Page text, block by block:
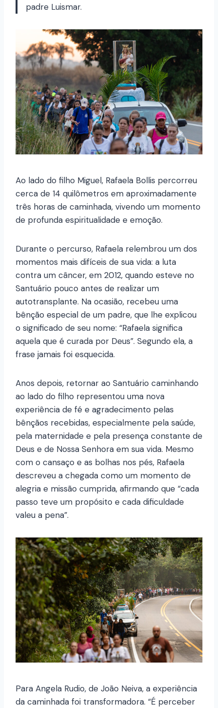
padre Luismar.
Ao lado do filho Miguel, Rafaela Bollis percorreu
cerca de 14 quilômetros em aproximadamente
três horas de caminhada, vivendo um momento
de profunda espiritualidade e emoção.
Durante o percurso, Rafaela relembrou um dos
momentos mais difíceis de sua vida: a luta
contra um câncer, em 2012, quando esteve no
Santuário pouco antes de realizar um
autotransplante. Na ocasião, recebeu uma
bênção especial de um padre, que lhe explicou
o significado de seu nome: “Rafaela significa
aquela que é curada por Deus”. Segundo ela, a
frase jamais foi esquecida.
Anos depois, retornar ao Santuário caminhando
ao lado do filho representou uma nova
experiência de fé e agradecimento pelas
bênçãos recebidas, especialmente pela saúde,
pela maternidade e pela presença constante de
Deus e de Nossa Senhora em sua vida. Mesmo
com o cansaço e as bolhas nos pés, Rafaela
descreveu a chegada como um momento de
alegria e missão cumprida, afirmando que “cada
passo teve um propósito e cada dificuldade
valeu a pena”.
Para Angela Rudio, de João Neiva, a experiência
da caminhada foi transformadora. “É perceber